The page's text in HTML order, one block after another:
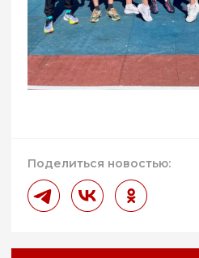
Поделиться новостью: